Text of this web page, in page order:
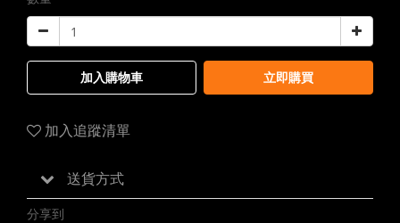
加入購物車 立即購買
加入追蹤清單
送貨方式
分享到